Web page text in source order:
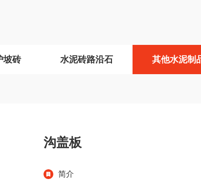
坡砖 水泥砖路沿石 其他水泥制
沟盖板
简介